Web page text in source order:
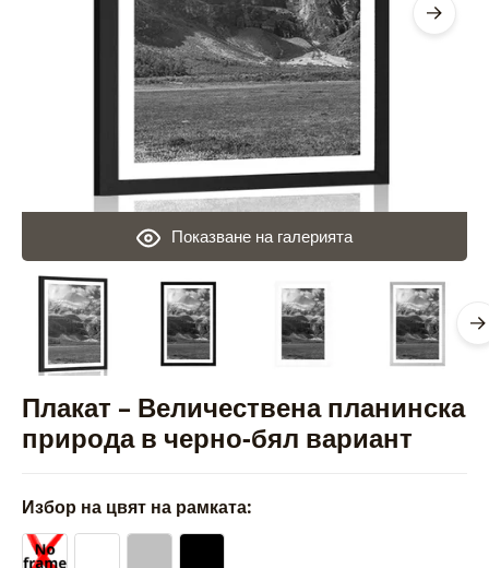
Плакат – Величествена планинска
природа в черно-бял вариант
Показване на галерията
Избор на цвят на рамката: